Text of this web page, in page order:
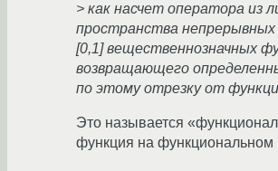
> как насчет оператора из
пространства непрерывных
[0,1] вещественнозначных
возвращающего
по этому отрезку от
Это называется
функция на функциональном